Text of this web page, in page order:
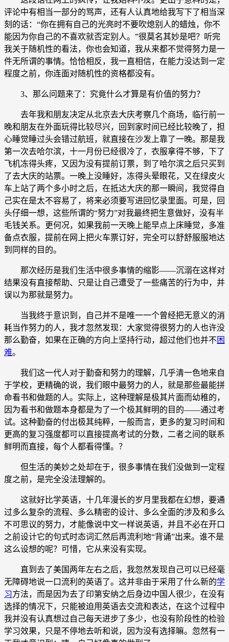
评论中有相当一部分的骂声，还有人认真地给我写下了相当深
刻的话：“你在拥有自己的光亮时不要吹熄别人的蜡烛，你不
能因为你自己的不喜欢就否定别人。”很莫名其妙是吧？听完
我关于随机性的看法，你也会知道，我从来都不觉得努力是一
件无所谓的事情。恰恰相反，我一直相信，在能力没达到一定
程度之前，你连面对随机性的资格都没有。
3、那么问题来了：究竟什么才算是有价值的努力？
去年我和朋友决定从北京去大庆考察几个商场，临行前一
晚和朋友在外面玩得比较尽兴，回到家时间已经比较晚了，担
心睡觉睡过头会错过航班，就直接在沙发上靠了一晚。那是我
第一次去哈尔滨，十一月份已经很冷了，衣服拿得不够，下了
飞机冻得头疼，又因为没有提前订票，到了哈尔滨之后只买到
了去大庆的站票。一晚上没睡好，冻得头晕眼花，又在绿皮火
车上站了两个多小时之后，在抵达大庆的那一瞬间，我觉得自
己实在是太不容易了，将来必须要写进回忆录里面。可是，回
头仔细一想，这些所谓的“努力”对我最终把生意做好，没有半
毛钱关系。更何况，如果我前一天晚上能早点上床睡觉，多准
备点衣服，提前在网上把火车票订好，完全可以舒舒服服地达
到同样的目的。
那次经历是我们生活中很多事情的缩影——沉溺在这样对
结果没有直接帮助、只是让自己遭受了一些痛苦的行为中，并
误以为那就是努力。
当我终于意识到，自己并不是唯一一个曾经把无意义的消
耗当作努力的人，我才忽然发现：大家觉得很努力的人也许没
那么勤奋，如果在正确的方向上坚持行动，超过他们也并不困
难。
我们这一代人对于勤奋和努力的理解，几乎清一色地来自
于学校，更精确的说，我们眼中最努力的人，就是那些最能拼
命看书和做题的人。实际上，这种理解是极其片面而幼稚的，
因为看书和做题本身都是为了一个极其鲜明的目的——通过考
试。这种勤奋的付出极其纯粹，一般而言，更多的复习时间和
更高的复习强度都可以直接提高考试的分数，二者之间的联系
鲜明而直接，每个人都看得懂。？
但生活的美妙之处却在于，很多事情在我们没做到一定程
度之前，是完全没法理解的。
这就好比学英语，十几年漫长的岁月里我都在幻想，要通
过多么复杂的流程、多么精密的设计、多么全面的涉及和多么
不可思议的努力，才能像说中文一样说英语，并且不必在开口
之前设计它的句式时态词汇然后再流利地“背诵”出来。谁不是
这么设想的呢？可惜，它从来没有实现。
直到去了美国两年左右之后，我忽然发现自己可以已经毫
无障碍地说一口流利的英语了。这并非由于采用了什么新的学
习方法，而是因为去了印第安纳之后身边中国人很少，在没有
选择的情况下，只能被迫用英语去交流和表达，在这个过程中
我并没有认真想过自己每天进步了多少，也没有阶段性的检验
学习效果，只是不停地去听和说，因为没有选择嘛。忽然有一